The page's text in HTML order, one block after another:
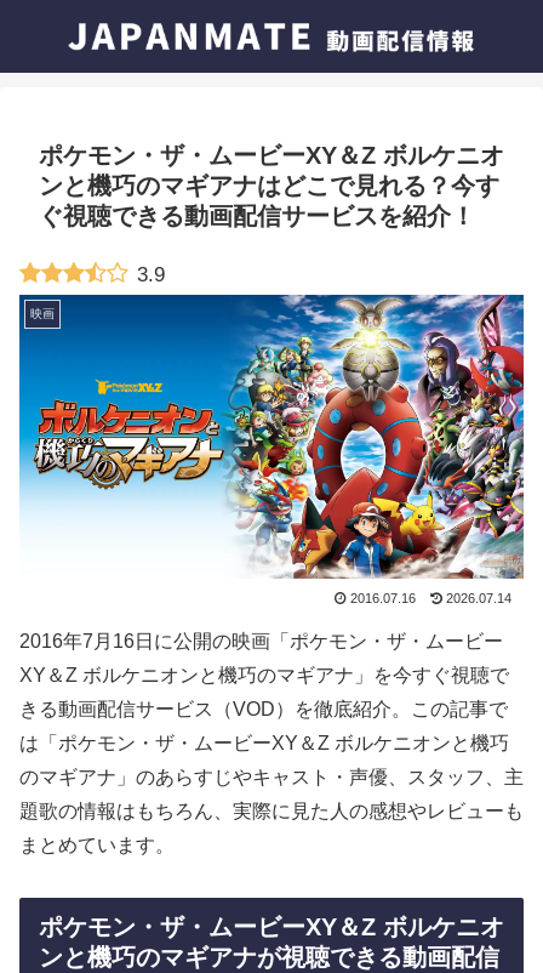
ポケモン・ザ・ムービーXY＆Z ボルケニオ
ンと機巧のマギアナはどこで見れる？今す
ぐ視聴できる動画配信サービスを紹介！
3.9
映画
2016.07.16 2026.07.14
2016年7月16日に公開の映画「ポケモン・ザ・ムービー
XY＆Z ボルケニオンと機巧のマギアナ」を今すぐ視聴で
きる動画配信サービス（VOD）を徹底紹介。この記事で
は「ポケモン・ザ・ムービーXY＆Z ボルケニオンと機巧
のマギアナ」のあらすじやキャスト・声優、スタッフ、主
題歌の情報はもちろん、実際に見た人の感想やレビューも
まとめています。
ポケモン・ザ・ムービーXY＆Z ボルケニオ
ンと機巧のマギアナが視聴できる動画配信